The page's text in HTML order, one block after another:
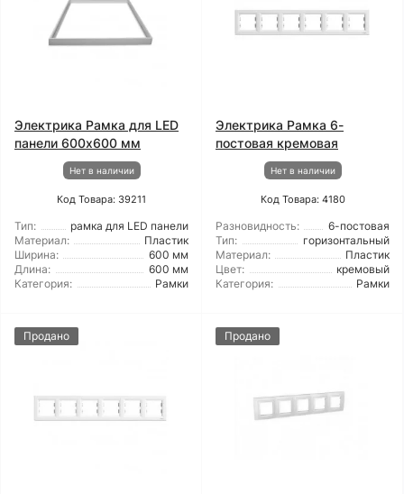
Электрика Рамка для LED
панели 600x600 мм
Нет в наличии
Код Товара: 39211
Тип:
рамка для LED панели
Материал:
Пластик
Ширина:
600 мм
Длина:
600 мм
Категория:
Рамки
Электрика Рамка 6-
постовая кремовая
Нет в наличии
Код Товара: 4180
Разновидность:
6-постовая
Тип:
горизонтальный
Материал:
Пластик
Цвет:
кремовый
Категория:
Рамки
Продано Продано